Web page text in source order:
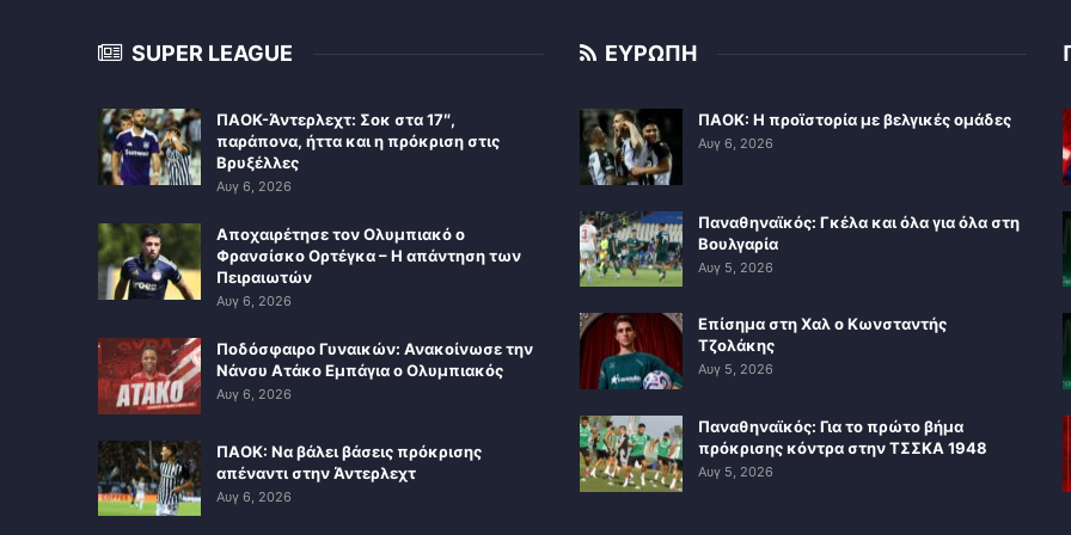
SUPER LEAGUE
ΠΑΟΚ-Άντερλεχτ: Σοκ στα 17″,
παράπονα, ήττα και η πρόκριση στις
Βρυξέλλες
Αυγ 6, 2026
Αποχαιρέτησε τον Ολυμπιακό ο
Φρανσίσκο Ορτέγκα – Η απάντηση των
Πειραιωτών
Αυγ 6, 2026
Ποδόσφαιρο Γυναικών: Ανακοίνωσε την
Νάνσυ Ατάκο Εμπάγια ο Ολυμπιακός
Αυγ 6, 2026
ΠΑΟΚ: Να βάλει βάσεις πρόκρισης
απέναντι στην Άντερλεχτ
Αυγ 6, 2026
ΕΥΡΩΠΗ
ΠΑΟΚ: Η προϊστορία με βελγικές ομάδες
Αυγ 6, 2026
Παναθηναϊκός: Γκέλα και όλα για όλα στη
Βουλγαρία
Αυγ 5, 2026
Επίσημα στη Χαλ ο Κωνσταντής
Τζολάκης
Αυγ 5, 2026
Παναθηναϊκός: Για το πρώτο βήμα
πρόκρισης κόντρα στην ΤΣΣΚΑ 1948
Αυγ 5, 2026